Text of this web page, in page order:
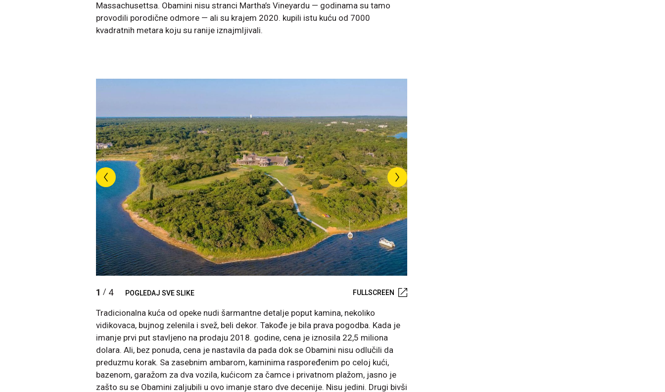
Massachusettsa. Obamini nisu stranci Martha’s Vineyardu — godinama su tamo
provodili porodične odmore — ali su krajem 2020. kupili istu kuću od 7000
kvadratnih metara koju su ranije iznajmljivali.
1 / 4 POGLEDAJ SVE SLIKE FULLSCREEN
Tradicionalna kuća od opeke nudi šarmantne detalje poput kamina, nekoliko
vidikovaca, bujnog zelenila i svež, beli dekor. Takođe je bila prava pogodba. Kada je
imanje prvi put stavljeno na prodaju 2018. godine, cena je iznosila 22,5 miliona
dolara. Ali, bez ponuda, cena je nastavila da pada dok se Obamini nisu odlučili da
preduzmu korak. Sa zasebnim ambarom, kaminima raspoređenim po celoj kući,
bazenom, garažom za dva vozila, kućicom za čamce i privatnom plažom, jasno je
zašto su se Obamini zaljubili u ovo imanje staro dve decenije. Nisu jedini. Drugi bivši